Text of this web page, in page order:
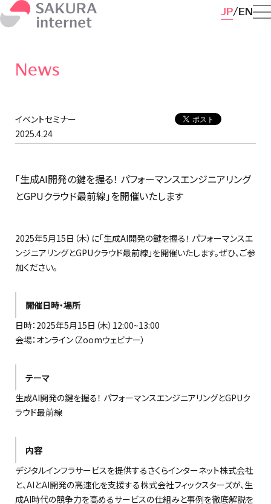
JP EN
News
イベントセミナー
2025.4.24
「生成AI開発の鍵を握る！ パフォーマンスエンジニアリング
とGPUクラウド最前線」を開催いたします
2025年5月15日（木）に「生成AI開発の鍵を握る！ パフォーマンスエ
ンジニアリングとGPUクラウド最前線」を開催いたします。ぜひ、ご参
加ください。
開催日時・場所
日時：2025年5月15日（木）12:00~13:00
会場：オンライン（Zoomウェビナー）
テーマ
生成AI開発の鍵を握る！ パフォーマンスエンジニアリングとGPUク
ラウド最前線
内容
デジタルインフラサービスを提供するさくらインターネット株式会社
と、AIとAI開発の高速化を支援する株式会社フィックスターズが、生
成AI時代の競争力を高めるサービスの仕組みと事例を徹底解説を